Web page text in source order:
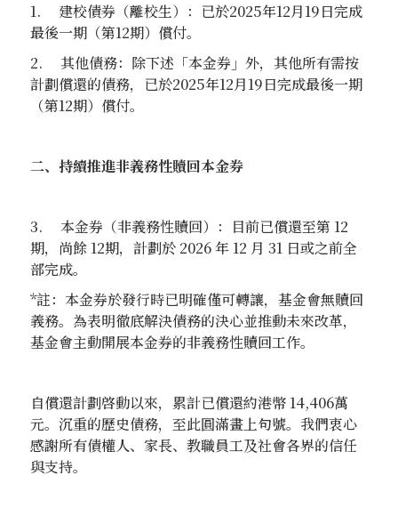
1. 建校債券（離校生）：已於2025年12月19日完成
最後一期（第12期）償付。
2. 其他債務：除下述「本金券」外，其他所有需按
計劃償還的債務，已於2025年12月19日完成最後一期
（第12期）償付。
二、持續推進非義務性贖回本金券
3. 本金券（非義務性贖回）：目前已償還至第 12
期，尚餘 12期，計劃於 2026 年 12 月 31 日或之前全
部完成。
*註：本金券於發行時已明確僅可轉讓，基金會無贖回
義務。為表明徹底解決債務的決心並推動未來改革，
基金會主動開展本金券的非義務性贖回工作。
自償還計劃啓動以來，累計已償還約港幣 14,406萬
元。沉重的歷史債務，至此圓滿畫上句號。我們衷心
感謝所有債權人、家長、教職員工及社會各界的信任
與支持。